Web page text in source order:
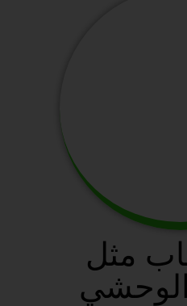
مثل
الوحشي